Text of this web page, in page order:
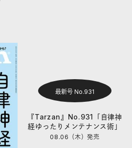
最新号 No.931
『Tarzan』No.931「自律神
経ゆったりメンテナンス術」
08.06（木）発売